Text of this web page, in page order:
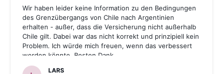
Wir haben leider keine Information zu den Bedingungen
des Grenzübergangs von Chile nach Argentinien
erhalten - außer, dass die Versicherung nicht außerhalb
Chile gilt. Dabei war das nicht korrekt und prinzipiell kein
Problem. Ich würde mich freuen, wenn das verbessert
werden könnte. Besten Dank.
LARS